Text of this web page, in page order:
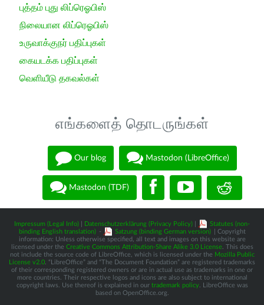
புத்தம் புது லிப்ரெஓபிஸ்
நிலையான லிப்ரெஓபிஸ்
உருவாக்குநர் பதிப்புகள்
கையடக்க பதிப்புகள்
வெளியீடு தகவல்கள்
எங்களைத் தொடருங்கள்
Our blog Mastodon (LibreOffice)
Mastodon (TDF)
Impressum (Legal Info) Datenschutzerklärung (Privacy Policy)
Statutes (non-
binding English translation) - Satzung (binding German version)
| Copyright
information: Unless otherwise specified, all text and images on this website are
licensed under the Creative Commons Attribution-Share Alike 3.0 License. This does
not include the source code of LibreOffice, which is licensed under the Mozilla Public
License v2.0 . “LibreOffice” and “The Document Foundation” are registered trademarks
of their corresponding registered owners or are in actual use as trademarks in one or
more countries. Their respective logos and icons are also subject to international
copyright laws. Use thereof is explained in our trademark policy. LibreOffice was
based on OpenOffice.org.